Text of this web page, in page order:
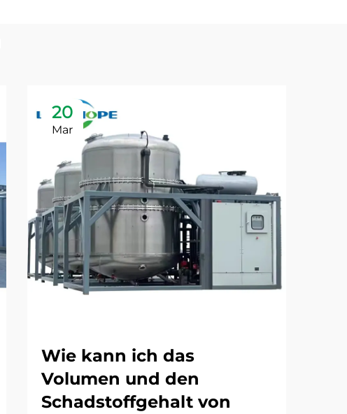
20
Mar
Wie kann ich das
Volumen und den
Schadstoffgehalt von